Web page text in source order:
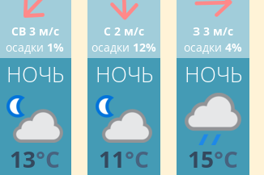
СВ 3 м/с
осадки 1%
НОЧЬ
13°C
С 2 м/с
осадки 12%
НОЧЬ
11°C
З 3 м/с
осадки 4%
НОЧЬ
15°C